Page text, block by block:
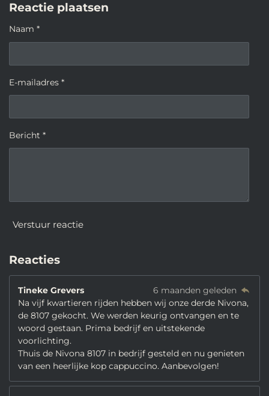
Reactie plaatsen
Naam *
E-mailadres *
Bericht *
Verstuur reactie
Reacties
Tineke Grevers
6 maanden geleden
Na vijf kwartieren rijden hebben wij onze derde Nivona,
de 8107 gekocht. We werden keurig ontvangen en te
woord gestaan. Prima bedrijf en uitstekende
voorlichting.
Thuis de Nivona 8107 in bedrijf gesteld en nu genieten
van een heerlijke kop cappuccino. Aanbevolgen!